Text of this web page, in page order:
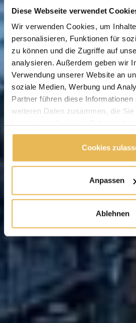
Diese Webseite verwendet
Wir verwenden Cookies, um
personalisieren, Funktionen für
zu können und die Zugriffe auf
analysieren. Außerdem geben wir
Verwendung unserer Website an
soziale Medien, Werbung und
Partner führen diese
weiteren Daten zusammen, die
gesammelt haben.
Cookies
Anpassen
Ablehnen